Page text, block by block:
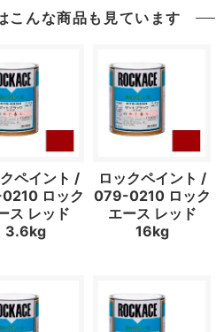
こんな商品も見ています
ペイント /
ロック
ス レッド
3.6kg
ロックペイント /
079-0210 ロック
エース レッド
16kg